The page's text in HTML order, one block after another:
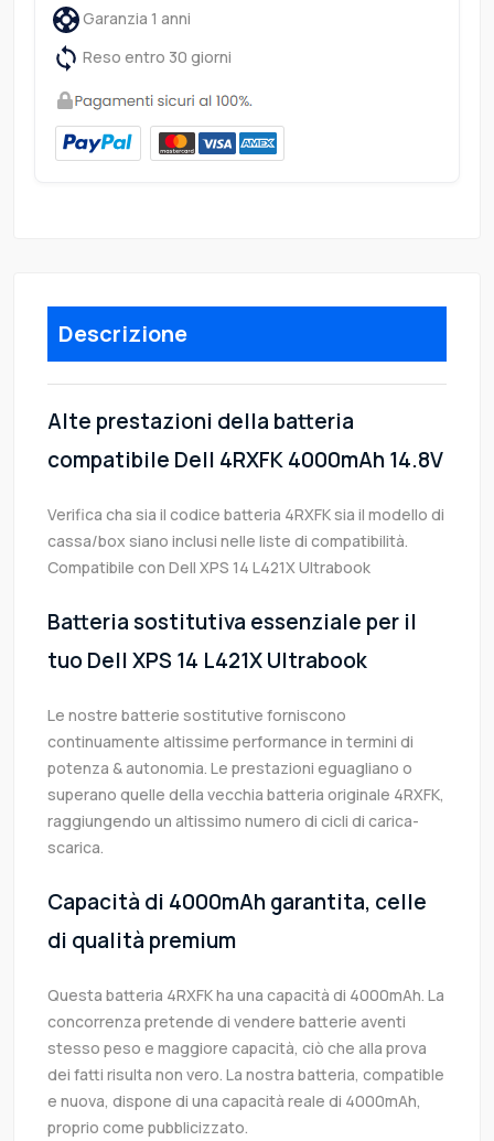
Garanzia 1 anni
Reso entro 30 giorni
Descrizione
Alte prestazioni della batteria
compatibile Dell 4RXFK 4000mAh 14.8V
Verifica cha sia il codice batteria 4RXFK sia il modello di
cassa/box siano inclusi nelle liste di compatibilità.
Compatibile con Dell XPS 14 L421X Ultrabook
Batteria sostitutiva essenziale per il
tuo Dell XPS 14 L421X Ultrabook
Le nostre batterie sostitutive forniscono
continuamente altissime performance in termini di
potenza & autonomia. Le prestazioni eguagliano o
superano quelle della vecchia batteria originale 4RXFK,
raggiungendo un altissimo numero di cicli di carica-
scarica.
Capacità di 4000mAh garantita, celle
di qualità premium
Questa batteria 4RXFK ha una capacità di 4000mAh. La
concorrenza pretende di vendere batterie aventi
stesso peso e maggiore capacità, ciò che alla prova
dei fatti risulta non vero. La nostra batteria, compatible
e nuova, dispone di una capacità reale di 4000mAh,
proprio come pubblicizzato.